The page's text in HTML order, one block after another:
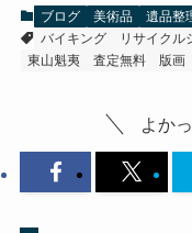
ブログ 美術品
遺品整
バイキング
リサイクル
東山魁夷
査定無料 版画
よか